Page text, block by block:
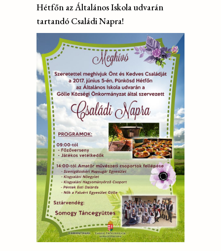
Hétfőn az Általános Iskola udvarán
tartandó Családi Napra!